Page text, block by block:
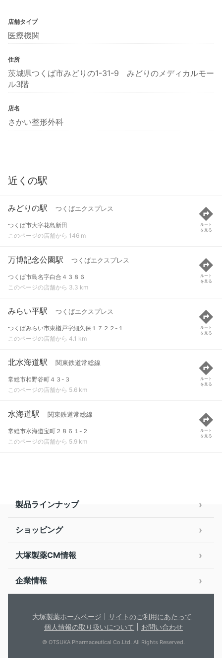
店舗タイプ
医療機関
住所
茨城県つくば市みどりの1-31-9 みどりのメディカルモー
ル3階
店名
さかい整形外科
近くの駅
みどりの駅 つくばエクスプレス
つくば市大字花島新田
このページの店舗から 146 m
ルート
を見る
万博記念公園駅 つくばエクスプレス
つくば市島名字白合４３８６
このページの店舗から 3.3 km
ルート
を見る
みらい平駅 つくばエクスプレス
つくばみらい市東楢戸字細久保１７２２-１
このページの店舗から 4.1 km
ルート
を見る
北水海道駅 関東鉄道常総線
常総市相野谷町４３-３
このページの店舗から 5.6 km
ルート
を見る
水海道駅 関東鉄道常総線
常総市水海道宝町２８６１-２
このページの店舗から 5.9 km
ルート
を見る
製品ラインナップ
ショッピング
大塚製薬CM情報
企業情報
大塚製薬ホームページ
サイトのご利用にあたって
個人情報の取り扱いについて
お問い合わせ
© OTSUKA Pharmaceutical Co.Ltd. All Rights Reserved.